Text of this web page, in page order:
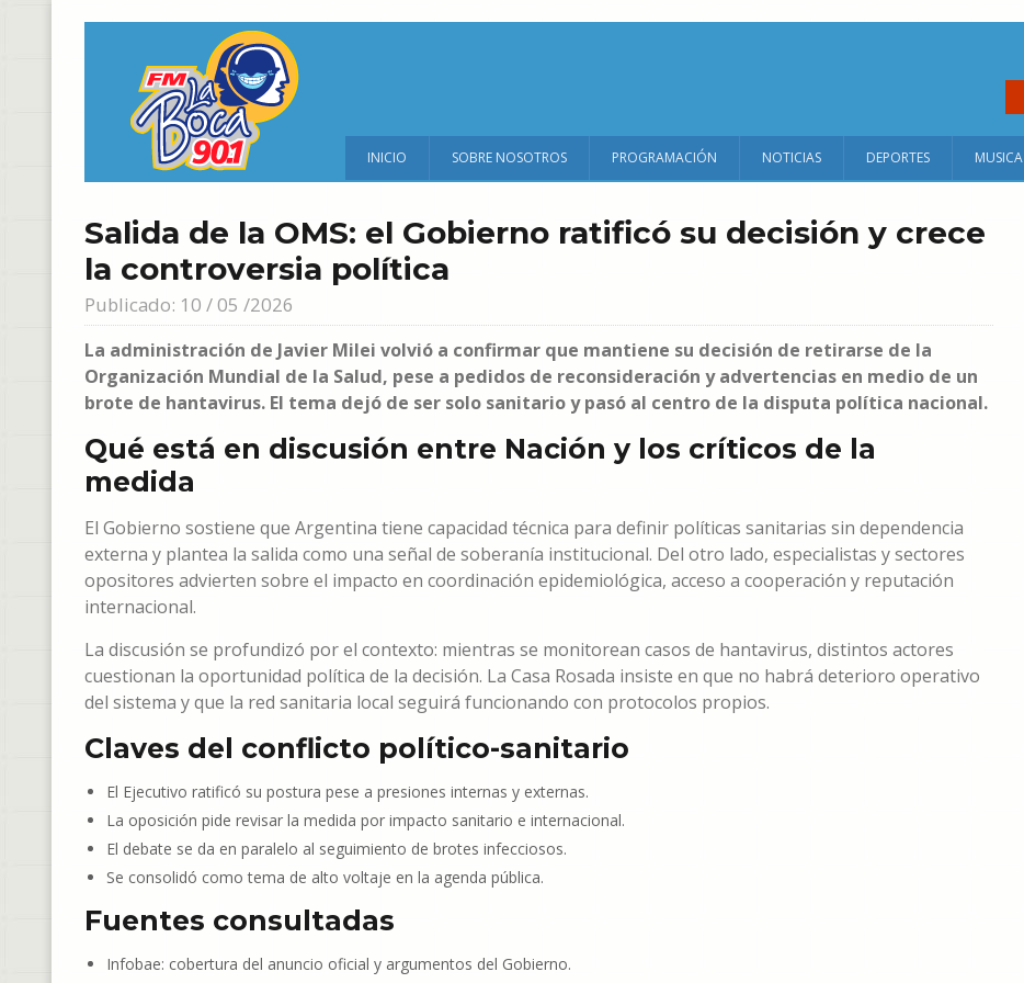
INICIO SOBRE NOSOTROS PROGRAMACIÓN NOTICIAS DEPORTES MUSICA
Salida de la OMS: el Gobierno ratificó su decisión y crece
la controversia política
Publicado: 10 / 05 /2026
La administración de Javier Milei volvió a confirmar que mantiene su decisión de retirarse de la
Organización Mundial de la Salud, pese a pedidos de reconsideración y advertencias en medio de un
brote de hantavirus. El tema dejó de ser solo sanitario y pasó al centro de la disputa política nacional.
Qué está en discusión entre Nación y los críticos de la
medida
El Gobierno sostiene que Argentina tiene capacidad técnica para definir políticas sanitarias sin dependencia
externa y plantea la salida como una señal de soberanía institucional. Del otro lado, especialistas y sectores
opositores advierten sobre el impacto en coordinación epidemiológica, acceso a cooperación y reputación
internacional.
La discusión se profundizó por el contexto: mientras se monitorean casos de hantavirus, distintos actores
cuestionan la oportunidad política de la decisión. La Casa Rosada insiste en que no habrá deterioro operativo
del sistema y que la red sanitaria local seguirá funcionando con protocolos propios.
Claves del conflicto político-sanitario
El Ejecutivo ratificó su postura pese a presiones internas y externas.
La oposición pide revisar la medida por impacto sanitario e internacional.
El debate se da en paralelo al seguimiento de brotes infecciosos.
Se consolidó como tema de alto voltaje en la agenda pública.
Fuentes consultadas
Infobae: cobertura del anuncio oficial y argumentos del Gobierno.